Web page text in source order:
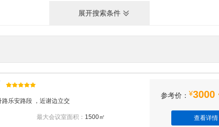
展开搜索条件
乐安路段 ，近谢边立交
最大会议室面积： 1500㎡
参考价： ¥3000
查看详情